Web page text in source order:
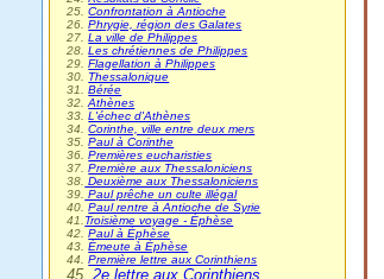
25.Confrontation à Antioche
26.Phrygie, région des Galates
27.La ville de Philippes
28.Les chrétiennes de Philippes
29.Flagellation à Philippes
30. Thessalonique
31.Bérée
32.Athènes
33.L'échec d'Athènes
34.Corinthe, ville entre deux mers
35.Paul à Corinthe
36.Premières eucharisties
37.Première aux Thessaloniciens
38. Deuxième aux Thessaloniciens
39. Paul prêche un culte illégal
40.Paul rentre à Antioche de Syrie
41. Troisième voyage - Éphèse
42.Paul à Éphèse
43.Émeute à Éphèse
44.Première lettre aux Corinthiens
45. 2e lettre aux Corinthiens